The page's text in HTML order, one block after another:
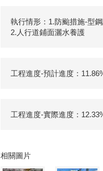
執行情形：1.防颱措施-型
2.人行道鋪面灑水養護
工程進度-預計進度：
工程進度-實際進度：
相關圖片